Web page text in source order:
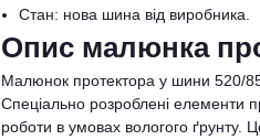
Стан: нова шина від виробника.
Опис малюнка
Малюнок протектора у шини 520/
Спеціально розроблені елементи
роботи в умовах вологого ґрунту.